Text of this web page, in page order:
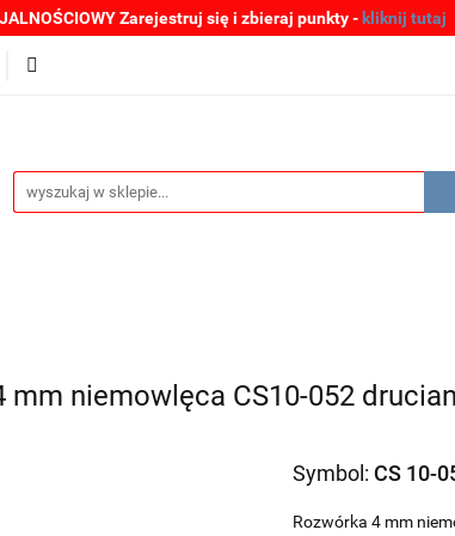
Zarejestruj się i zbieraj punkty -kliknij tutaj
BESTSELLERY WYPRZEDAŻE PLIKI DO
mm niemowlęca CS10-052
Symbol:CS 10-
Rozwórka 4 mm